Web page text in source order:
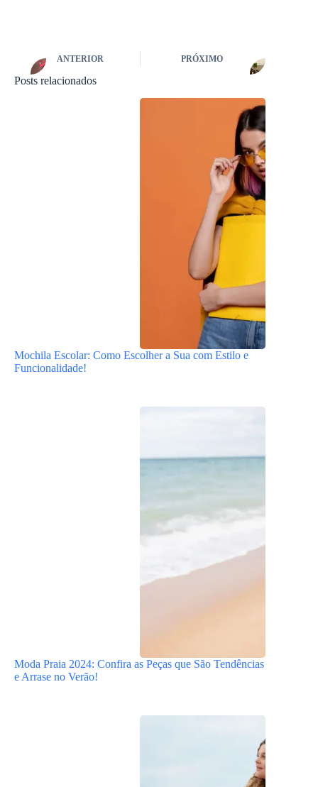
ANTERIOR PRÓXIMO
Posts relacionados
Mochila Escolar: Como Escolher a Sua com Estilo e
Funcionalidade!
Moda Praia 2024: Confira as Peças que São Tendências
e Arrase no Verão!